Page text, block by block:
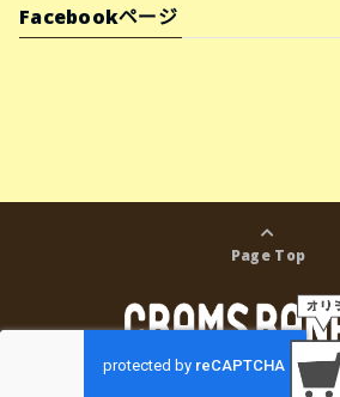
Facebookページ
Page Top